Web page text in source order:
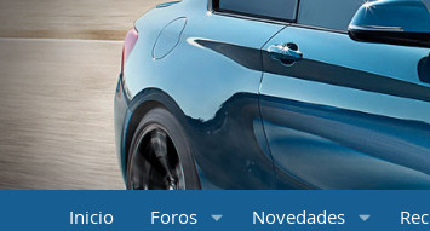
Inicio Foros Novedades